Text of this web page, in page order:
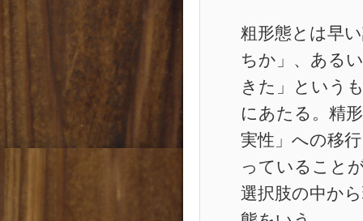
粗形態とは早
ちか」、ある
きた」という
にあたる。精
実性」への移
っていること
選択肢の中か